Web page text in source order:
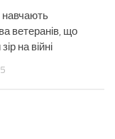
навчають
ветеранів, що
на війні